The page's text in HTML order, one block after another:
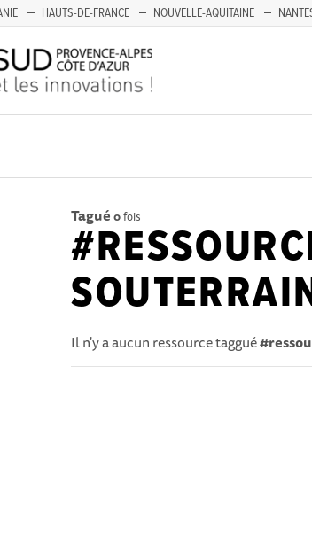
HAUTS-DE-FRANCE NOUVELLE-AQUITAINE
Tagué 0fois
Il n'y a aucun ressource taggué